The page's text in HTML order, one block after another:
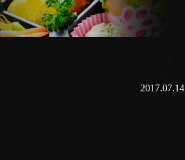
2017.07.14